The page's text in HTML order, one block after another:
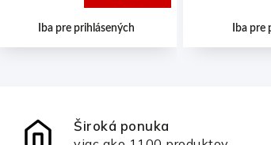
Iba pre prihlásených
zbytočného neporiadku, čím
pomáha udržať kontrolu nad
Iba pre
Široká ponuka